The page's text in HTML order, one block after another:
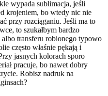
wypada sublimacja, jeśli
krojeniem, bo wtedy nic nie
przy rozciąganiu. Jeśli ma to
to szukałbym bardzo
transferu robionego typowo
często właśnie pękają i
jasnych kolorach sporo
pracuje, bo nawet dobry
Robisz nadruk na